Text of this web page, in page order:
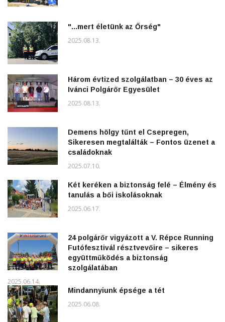
"...mert életünk az Őrség"
2025.08.13.
Három évtized szolgálatban – 30 éves az
Ivánci Polgárőr Egyesület
2025.08.13.
Demens hölgy tűnt el Csepregen,
Sikeresen megtalálták – Fontos üzenet a
családoknak
2025.07.10.
Két keréken a biztonság felé – Élmény és
tanulás a bői iskolásoknak
2025.06.17.
24 polgárőr vigyázott a V. Répce Running
Futófesztivál résztvevőire – sikeres
együttműködés a biztonság
szolgálatában
2025.06.14.
Mindannyiunk épsége a tét
2025.06.08.